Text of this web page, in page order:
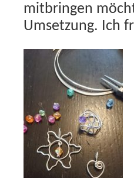
mitbringen
Umsetzung. Ich